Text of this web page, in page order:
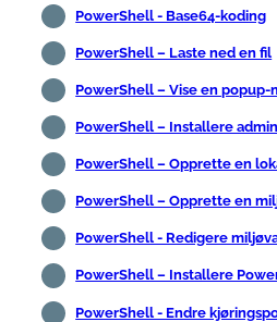
PowerShell - Base64-koding
PowerShell – Laste ned en fil
PowerShell – Vise en popup-
PowerShell – Installere
PowerShell – Opprette en
PowerShell – Opprette en
PowerShell - Redigere
PowerShell – Installere
PowerShell - Endre